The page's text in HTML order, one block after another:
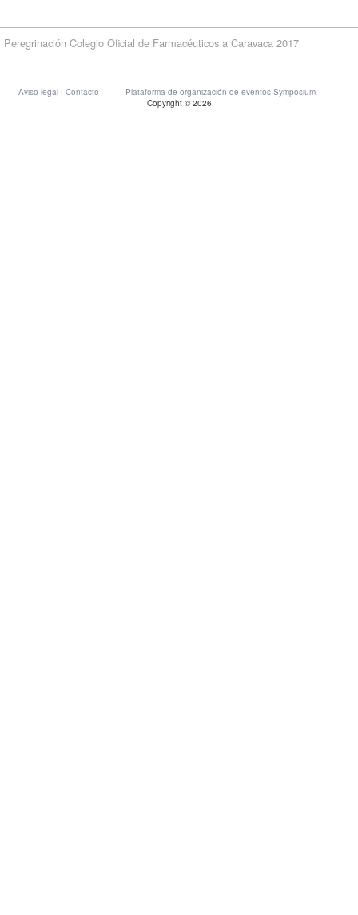
Peregrinación Colegio Oficial de Farmacéuticos a Caravaca 2017
Aviso legal | Contacto
Plataforma de organización de eventos Symposium
Copyright © 2026